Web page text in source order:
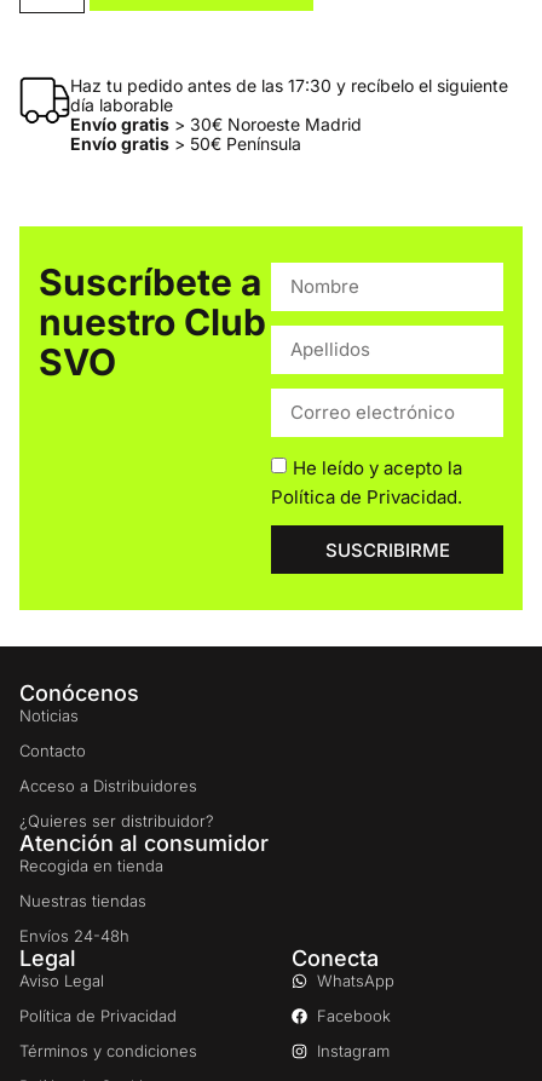
Haz tu pedido antes de las 17:30 y recíbelo el siguiente
día laborable
Envío gratis> 30€ Noroeste Madrid
Envío gratis> 50€ Península
Suscríbete a
nuestro Club
SVO
He leído y acepto la
Política de Privacidad.
SUSCRIBIRME
Conócenos
Noticias
Contacto
Acceso a Distribuidores
¿Quieres ser distribuidor?
Atención al consumidor
Recogida en tienda
Nuestras tiendas
Envíos 24-48h
Legal
Aviso Legal
Política de Privacidad
Términos y condiciones
Conecta
WhatsApp
Facebook
Instagram